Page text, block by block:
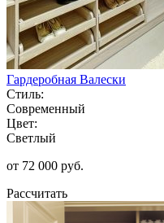
Гардеробная Валески
Стиль:
Современный
Цвет:
Светлый
от 72 000 руб.
Рассчитать